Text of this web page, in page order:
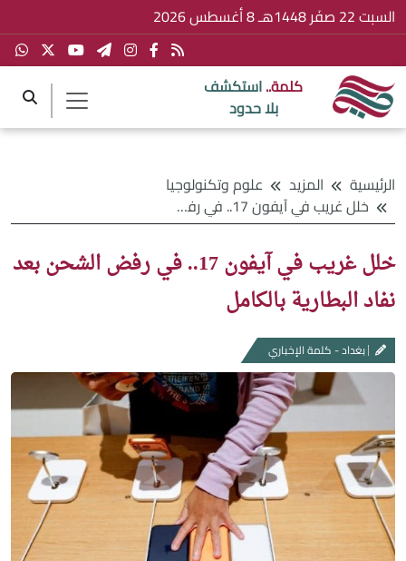
السبت 22 صفَر 1448هـ 8 أغسطس 2026
كلمة..استكشف
بلا حدود
الرئيسية المزيد
علوم وتكنولوجيا
خلل غريب في آيفون 17.. في رفض الشحن بعد نفاد البطارية بالكامل
خلل غريب في آيفون 17.. في رفض الشحن بعد
نفاد البطارية بالكامل
بغداد - كلمة الإخباري